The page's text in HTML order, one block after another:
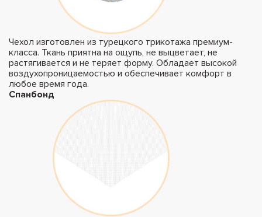
Чехол изготовлен из турецкого трикотажа премиум-
класса. Ткань приятна на ощупь, не выцветает, не
растягивается и не теряет форму. Обладает высокой
воздухопроницаемостью и обеспечивает комфорт в
любое время года.
Спанбонд